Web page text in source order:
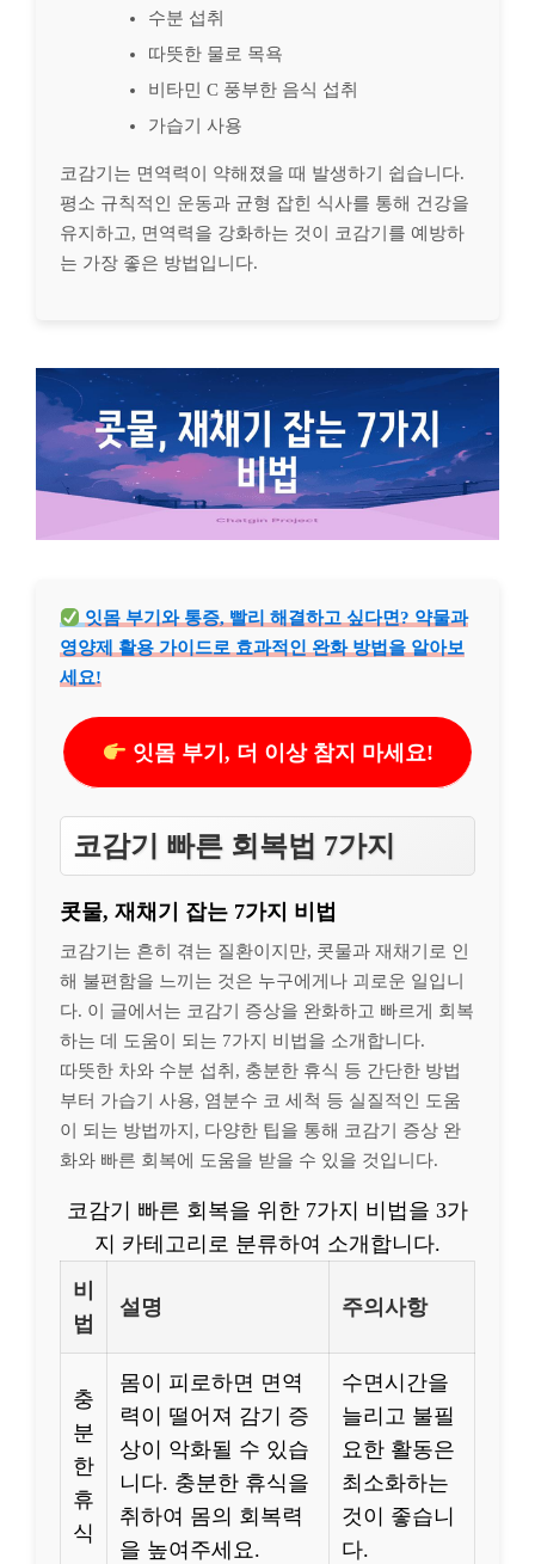
수분 섭취
따뜻한 물로 목욕
비타민 C 풍부한 음식 섭취
가습기 사용
코감기는 면역력이 약해졌을 때 발생하기 쉽습니다.
평소 규칙적인 운동과 균형 잡힌 식사를 통해 건강을
유지하고, 면역력을 강화하는 것이 코감기를 예방하
는 가장 좋은 방법입니다.
잇몸 부기와 통증, 빨리 해결하고 싶다면? 약물과
영양제 활용 가이드로 효과적인 완화 방법을 알아보
세요!
잇몸 부기, 더 이상 참지 마세요!
코감기 빠른 회복법 7가지
콧물, 재채기 잡는 7가지 비법
코감기는 흔히 겪는 질환이지만, 콧물과 재채기로 인
해 불편함을 느끼는 것은 누구에게나 괴로운 일입니
다. 이 글에서는 코감기 증상을 완화하고 빠르게 회복
하는 데 도움이 되는 7가지 비법을 소개합니다.
따뜻한 차와 수분 섭취, 충분한 휴식 등 간단한 방법
부터 가습기 사용, 염분수 코 세척 등 실질적인 도움
이 되는 방법까지, 다양한 팁을 통해 코감기 증상 완
화와 빠른 회복에 도움을 받을 수 있을 것입니다.
코감기 빠른 회복을 위한 7가지 비법을 3가
지 카테고리로 분류하여 소개합니다.
비
법
설명 주의사항
충
분
한
휴
식
몸이 피로하면 면역
력이 떨어져 감기 증
상이 악화될 수 있습
니다. 충분한 휴식을
취하여 몸의 회복력
을 높여주세요.
수면시간을
늘리고 불필
요한 활동은
최소화하는
것이 좋습니
다.